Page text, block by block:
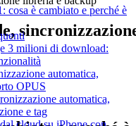
cosa è cambiato e perché è
3 milioni di download:
automatica,
OPUS
automatica,
e tag